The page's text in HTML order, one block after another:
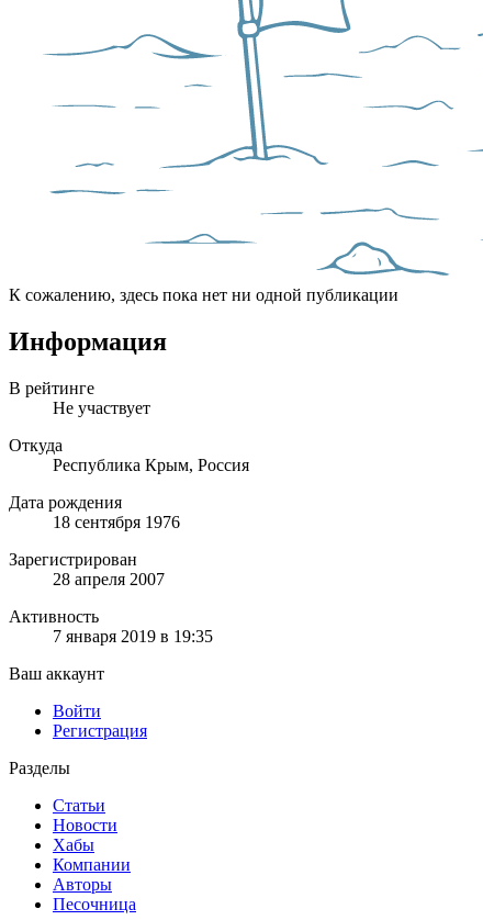
К сожалению, здесь пока нет ни одной публикации
Информация
В рейтинге
Не участвует
Откуда
Республика Крым, Россия
Дата рождения
18 сентября 1976
Зарегистрирован
28 апреля 2007
Активность
7 января 2019 в 19:35
Ваш аккаунт
Войти
Регистрация
Разделы
Статьи
Новости
Хабы
Компании
Авторы
Песочница